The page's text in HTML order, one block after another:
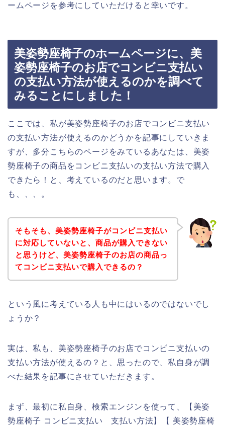
ームページを参考にしていただけると幸いです。
美姿勢座椅子のホームページに、美
姿勢座椅子のお店でコンビニ支払い
の支払い方法が使えるのかを調べて
みることにしました！
ここでは、私が美姿勢座椅子のお店でコンビニ支払い
の支払い方法が使えるのかどうかを記事にしていきま
すが、多分こちらのページをみているあなたは、美姿
勢座椅子の商品をコンビニ支払いの支払い方法で購入
できたら！と、考えているのだと思います。で
も、、、。
そもそも、美姿勢座椅子がコンビニ支払い
に対応していないと、商品が購入できない
と思うけど、美姿勢座椅子のお店の商品っ
てコンビニ支払いで購入できるの？
という風に考えている人も中にはいるのではないでし
ょうか？
実は、私も、美姿勢座椅子のお店でコンビニ支払いの
支払い方法が使えるの？と、思ったので、私自身が調
べた結果を記事にさせていただきます。
まず、最初に私自身、検索エンジンを使って、【美姿
勢座椅子 コンビニ支払い 支払い方法】【 美姿勢座椅